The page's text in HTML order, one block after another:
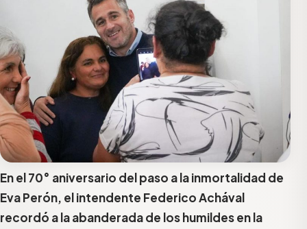
En el 70° aniversario del paso a la inmortalidad de
Eva Perón, el intendente Federico Achával
recordó a la abanderada de los humildes en la